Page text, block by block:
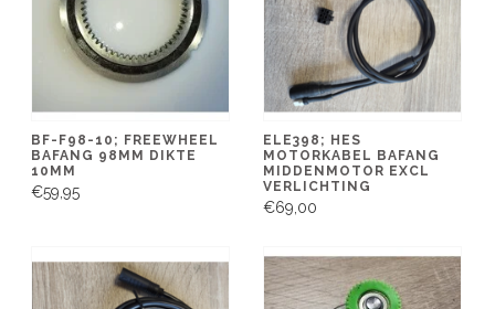
BF-F98-10; FREEWHEEL
BAFANG 98MM DIKTE
10MM
€59,95
ELE398; HES
MOTORKABEL BAFANG
MIDDENMOTOR EXCL
VERLICHTING
€69,00